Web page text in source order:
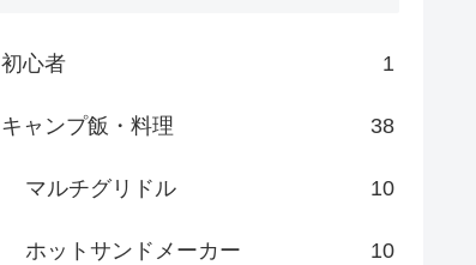
初心者 1
キャンプ飯・料理 38
マルチグリドル 10
ホットサンドメーカー 10